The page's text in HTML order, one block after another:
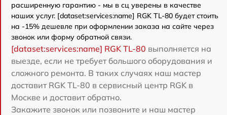
расширенную гарантию - мы в сц уверены в качестве
наших услуг. [dataset:services:name] RGK TL-80 будет стоить
на -15% дешевле при оформлении заказа на сайте через
звонок или форму обратной связи.
[dataset:services:name] RGK TL-80 выполняется на
выезде, если не требует большого оборудования и
сложного ремонта. В таких случаях наш мастер
доставит RGK TL-80 в сервисный центр RGK в
Москве и доставит обратно.
Закажите звонок или позвоните и наш мастер